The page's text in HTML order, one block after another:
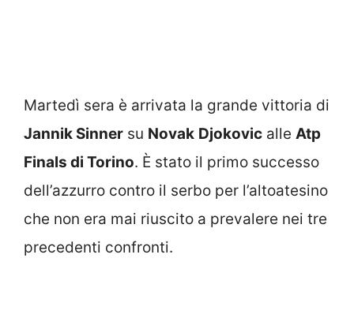
Martedì sera è arrivata la grande vittoria di
Jannik Sinner su Novak Djokovic alle Atp
Finals di Torino. È stato il primo successo
dell’azzurro contro il serbo per l’altoatesino
che non era mai riuscito a prevalere nei tre
precedenti confronti.